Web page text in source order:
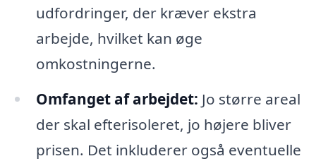
udfordringer, der kræver ekstra
arbejde, hvilket kan øge
omkostningerne.
Omfanget af arbejdet: Jo større areal
der skal efterisoleret, jo højere bliver
prisen. Det inkluderer også eventuelle